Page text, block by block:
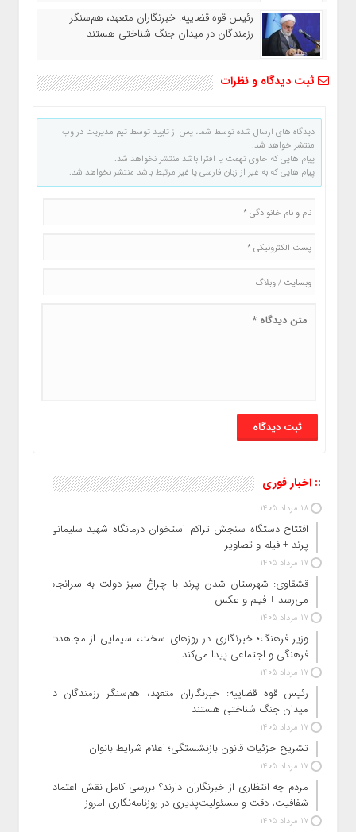
رئیس قوه قضاییه: خبرنگاران متعهد، هم‌سنگر
رزمندگان در میدان جنگ شناختی هستند
ثبت دیدگاه و نظرات
دیدگاه های ارسال شده توسط شما، پس از تایید توسط تیم مدیریت در وب
منتشر خواهد شد.
پیام هایی که حاوی تهمت یا افترا باشد منتشر نخواهد شد.
پیام هایی که به غیر از زبان فارسی یا غیر مرتبط باشد منتشر نخواهد شد.
:: اخبار فوری
18 مرداد 1405
افتتاح دستگاه سنجش تراکم استخوان درمانگاه شهید سلیمانی
پرند + فیلم و تصاویر
17 مرداد 1405
قشقاوی: شهرستان شدن پرند با چراغ سبز دولت به سرانجام
می‌رسد + فیلم و عکس
17 مرداد 1405
وزیر فرهنگ؛ خبرنگاری در روزهای سخت، سیمایی از مجاهدت
فرهنگی و اجتماعی پیدا می‌کند
17 مرداد 1405
رئیس قوه قضاییه: خبرنگاران متعهد، هم‌سنگر رزمندگان در
میدان جنگ شناختی هستند
17 مرداد 1405
تشریح جزئیات قانون بازنشستگی؛ اعلام شرایط بانوان
17 مرداد 1405
مردم چه انتظاری از خبرنگاران دارند؟ بررسی کامل نقش اعتماد،
شفافیت، دقت و مسئولیت‌پذیری در روزنامه‌نگاری امروز
17 مرداد 1405